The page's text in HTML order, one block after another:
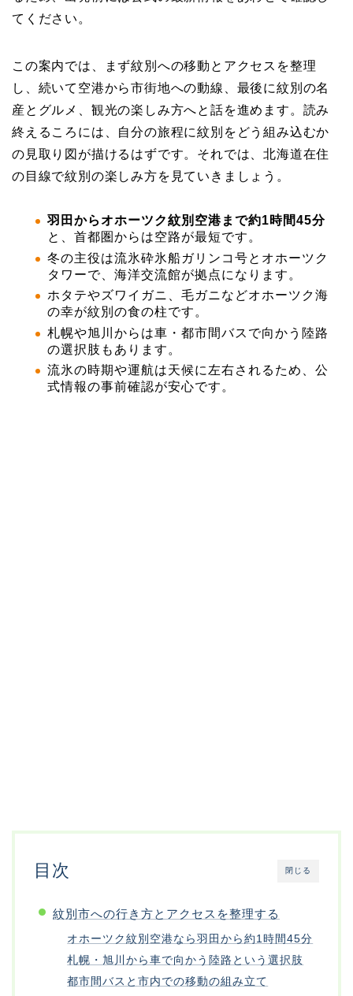
てください。
この案内では、まず紋別への移動とアクセスを整理
し、続いて空港から市街地への動線、最後に紋別の名
産とグルメ、観光の楽しみ方へと話を進めます。読み
終えるころには、自分の旅程に紋別をどう組み込むか
の見取り図が描けるはずです。それでは、北海道在住
の目線で紋別の楽しみ方を見ていきましょう。
羽田からオホーツク紋別空港まで約1時間45分
と、首都圏からは空路が最短です。
冬の主役は流氷砕氷船ガリンコ号とオホーツク
タワーで、海洋交流館が拠点になります。
ホタテやズワイガニ、毛ガニなどオホーツク海
の幸が紋別の食の柱です。
札幌や旭川からは車・都市間バスで向かう陸路
の選択肢もあります。
流氷の時期や運航は天候に左右されるため、公
式情報の事前確認が安心です。
閉じる
目次
紋別市への行き方とアクセスを整理する
オホーツク紋別空港なら羽田から約1時間45分
札幌・旭川から車で向かう陸路という選択肢
都市間バスと市内での移動の組み立て